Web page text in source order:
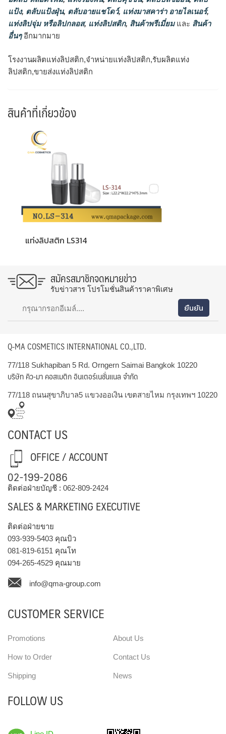
แป้ง, ตลับแป้งฝุ่น, ตลับอายแชโดว์, แท่งมาสคาร่า อายไลเนอร์,
แท่งลิปจุ่ม หรือลิปกลอส, แท่งลิปสติก, สินค้าพรีเมี่ยมและ สินค้า
อื่นๆอีกมากมาย
โรงงานผลิตแท่งลิปสติก,จำหน่ายแท่งลิปสติก,รับผลิตแท่ง
ลิปสติก,ขายส่งแท่งลิปสติก
สินค้าที่เกี่ยวข้อง
แท่งลิปสติก LS314
สมัครสมาชิกจดหมายข่าว
รับข่าวสาร โปรโมชั่นสินค้าราคาพิเศษ
Q-MA COSMETICS INTERNATIONAL CO.,LTD.
77/118 Sukhapiban 5 Rd. Orngern Saimai Bangkok 10220
บริษัท คิว-มา คอสเมติก อินเตอร์เนชั่นแนล จำกัด
77/118 ถนนสุขาภิบาล5 แขวงออเงิน เขตสายไหม กรุงเทพฯ 10220
CONTACT US
OFFICE / ACCOUNT
02-199-2086
ติดต่อฝ่ายบัญชี : 062-809-2424
SALES & MARKETING EXECUTIVE
ติดต่อฝ่ายขาย
093-939-5403 คุณบิว
081-819-6151 คุณโท
094-265-4529 คุณมาย
info@qma-group.com
CUSTOMER SERVICE
Promotions
How to Order
Shipping
About Us
Contact Us
News
FOLLOW US